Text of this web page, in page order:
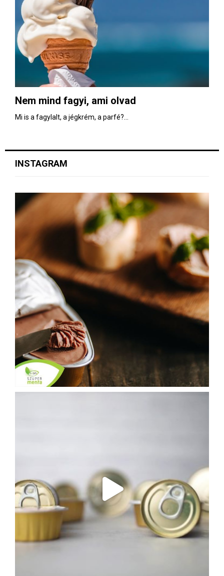
Nem mind fagyi, ami olvad
Mi is a fagylalt, a jégkrém, a parfé?...
INSTAGRAM